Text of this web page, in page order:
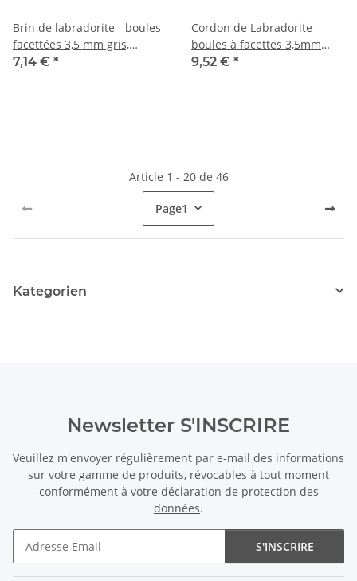
Brin de labradorite - boules
facettées 3,5 mm gris,
longueur 38,5 cm /2122
7,14 € *
Cordon de Labradorite -
boules à facettes 3,5mm
gris, 39cm /2216
9,52 € *
Article 1 - 20 de 46
Page1
Kategorien
Newsletter S'INSCRIRE
Veuillez m'envoyer régulièrement par e-mail des informations
sur votre gamme de produits, révocables à tout moment
conformément à votre déclaration de protection des
données.
S'INSCRIRE